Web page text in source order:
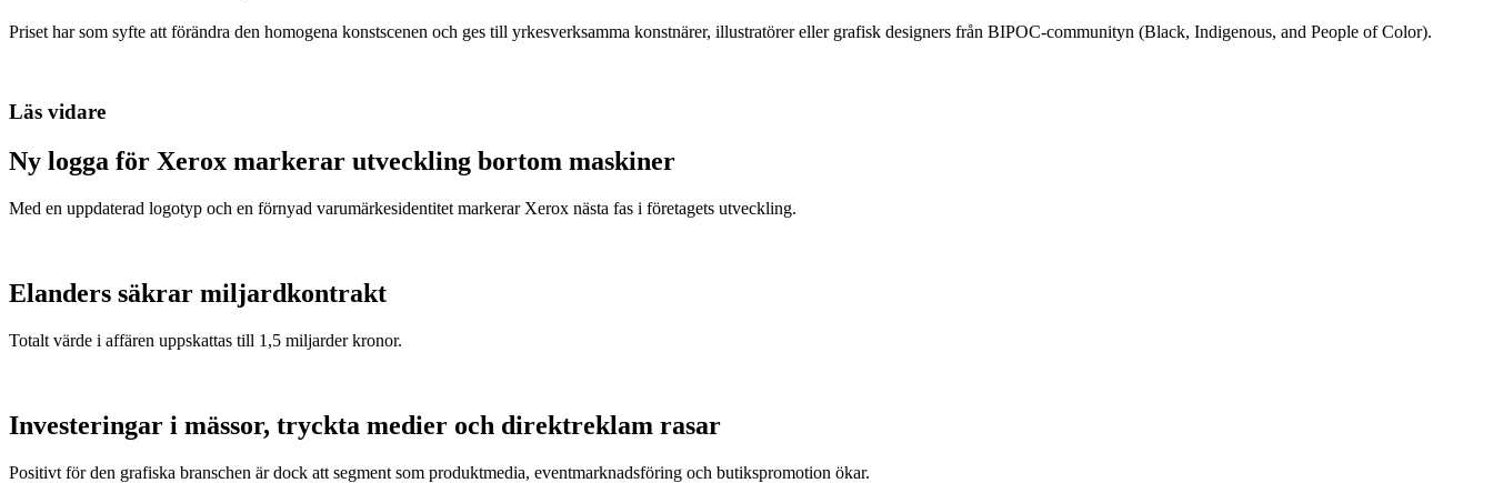
Priset har som syfte att förändra den homogena konstscenen och ges till yrkesverksamma konstnärer, illustratörer eller grafisk designers från BIPOC-communityn (Black, Indigenous, and People of Color).
Läs vidare
Ny logga för Xerox markerar utveckling bortom maskiner
Med en uppdaterad logotyp och en förnyad varumärkesidentitet markerar Xerox nästa fas i företagets utveckling.
Elanders säkrar miljardkontrakt
Totalt värde i affären uppskattas till 1,5 miljarder kronor.
Investeringar i mässor, tryckta medier och direktreklam rasar
Positivt för den grafiska branschen är dock att segment som produktmedia, eventmarknadsföring och butikspromotion ökar.